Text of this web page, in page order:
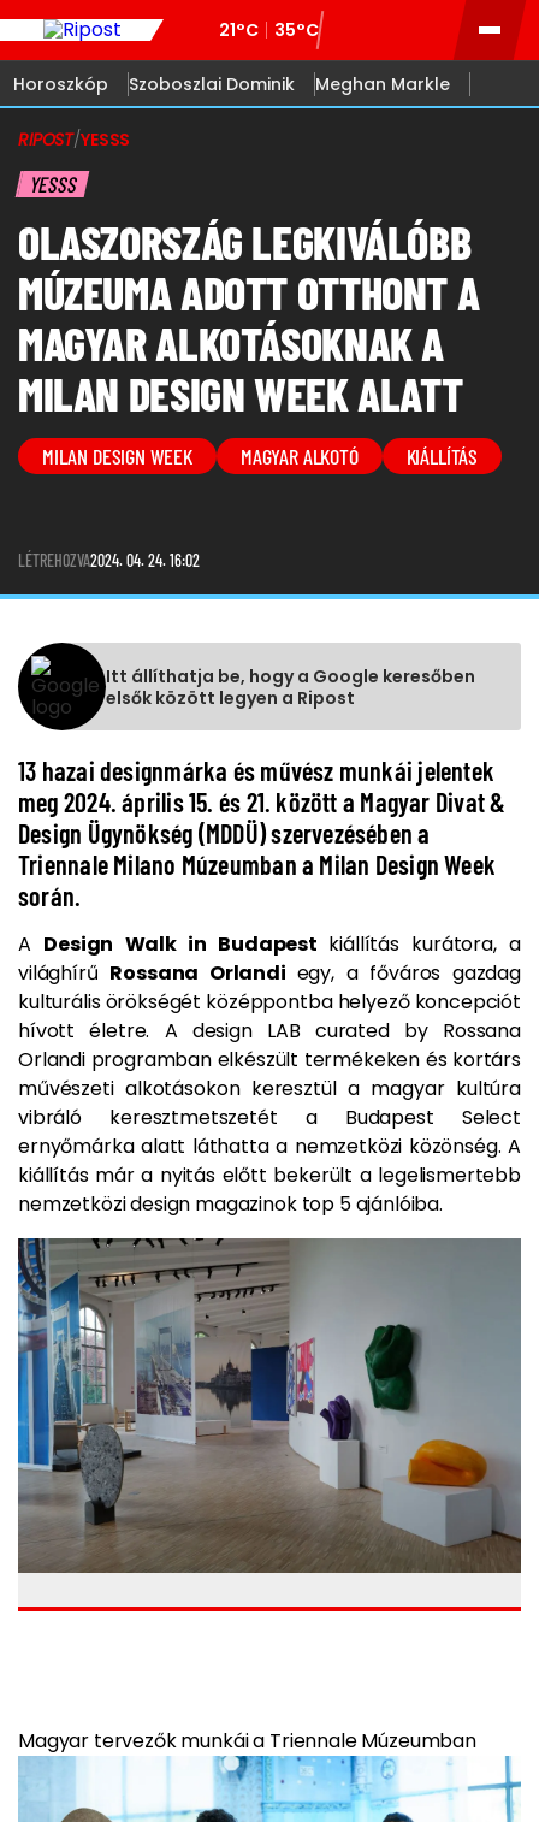
21°C 35°C
Horoszkóp Szoboszlai Dominik Meghan Markle
RIPOST/YESSS
YESSS
OLASZORSZÁG LEGKIVÁLÓBB
MÚZEUMA ADOTT OTTHONT A
MAGYAR ALKOTÁSOKNAK A
MILAN DESIGN WEEK ALATT
MILAN DESIGN WEEK MAGYAR ALKOTÓ KIÁLLÍTÁS
LÉTREHOZVA2024. 04. 24. 16:02
Itt állíthatja be, hogy a Google keresőben
elsők között legyen a Ripost
13 hazai designmárka és művész munkái jelentek
meg 2024. április 15. és 21. között a Magyar Divat &
Design Ügynökség (MDDÜ) szervezésében a
Triennale Milano Múzeumban a Milan Design Week
során.
A Design Walk in Budapest kiállítás kurátora, a
világhírű Rossana Orlandi egy, a főváros gazdag
kulturális örökségét középpontba helyező koncepciót
hívott életre. A design LAB curated by Rossana
Orlandi programban elkészült termékeken és kortárs
művészeti alkotásokon keresztül a magyar kultúra
vibráló keresztmetszetét a Budapest Select
ernyőmárka alatt láthatta a nemzetközi közönség. A
kiállítás már a nyitás előtt bekerült a legelismertebb
nemzetközi design magazinok top 5 ajánlóiba.
Magyar tervezők munkái a Triennale Múzeumban